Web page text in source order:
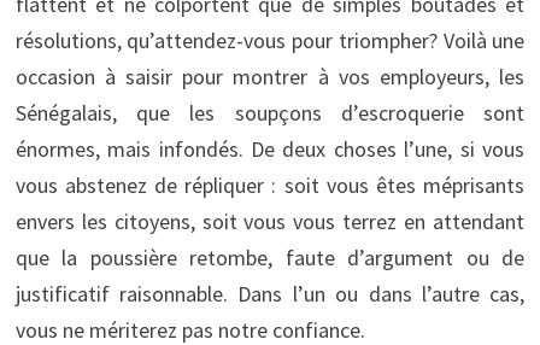
résolutions, qu’attendez-vous pour triompher? Voilà une
occasion à saisir pour montrer à vos employeurs, les
Sénégalais, que les soupçons d’escroquerie sont
énormes, mais infondés. De deux choses l’une, si vous
vous abstenez de répliquer : soit vous êtes méprisants
envers les citoyens, soit vous vous terrez en attendant
que la poussière retombe, faute d’argument ou de
justificatif raisonnable. Dans l’un ou dans l’autre cas,
vous ne mériterez pas notre confiance.